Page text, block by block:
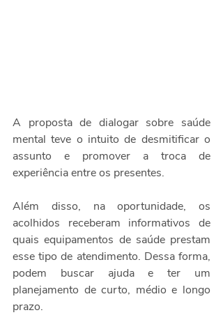
A proposta de dialogar sobre saúde
mental teve o intuito de desmitificar o
assunto e promover a troca de
experiência entre os presentes.
Além disso, na oportunidade, os
acolhidos receberam informativos de
quais equipamentos de saúde prestam
esse tipo de atendimento. Dessa forma,
podem buscar ajuda e ter um
planejamento de curto, médio e longo
prazo.